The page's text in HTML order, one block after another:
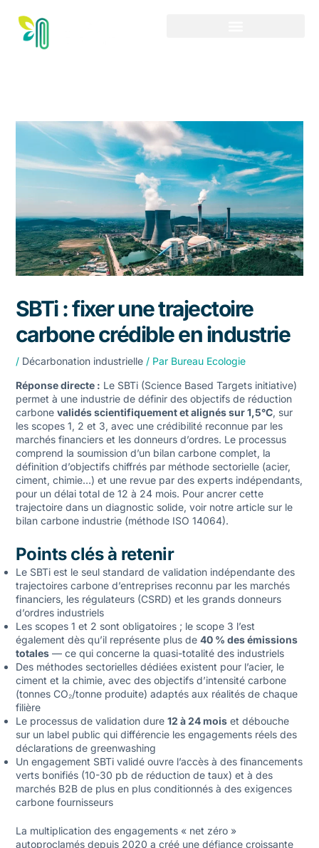
contenu
SBTi : fixer une trajectoire
carbone crédible en industrie
/ Décarbonation industrielle/ Par Bureau Ecologie
Réponse directe : Le SBTi (Science Based Targets initiative)
permet à une industrie de définir des objectifs de réduction
carbone validés scientifiquement et alignés sur 1,5°C, sur
les scopes 1, 2 et 3, avec une crédibilité reconnue par les
marchés financiers et les donneurs d’ordres. Le processus
comprend la soumission d’un bilan carbone complet, la
définition d’objectifs chiffrés par méthode sectorielle (acier,
ciment, chimie…) et une revue par des experts indépendants,
pour un délai total de 12 à 24 mois. Pour ancrer cette
trajectoire dans un diagnostic solide, voir notre article sur le
bilan carbone industrie (méthode ISO 14064).
Points clés à retenir
Le SBTi est le seul standard de validation indépendante des
trajectoires carbone d’entreprises reconnu par les marchés
financiers, les régulateurs (CSRD) et les grands donneurs
d’ordres industriels
Les scopes 1 et 2 sont obligatoires ; le scope 3 l’est
également dès qu’il représente plus de 40 % des émissions
totales— ce qui concerne la quasi-totalité des industriels
Des méthodes sectorielles dédiées existent pour l’acier, le
ciment et la chimie, avec des objectifs d’intensité carbone
(tonnes CO₂/tonne produite) adaptés aux réalités de chaque
filière
Le processus de validation dure 12 à 24 moiset débouche
sur un label public qui différencie les engagements réels des
déclarations de greenwashing
Un engagement SBTi validé ouvre l’accès à des financements
verts bonifiés (10-30 pb de réduction de taux) et à des
marchés B2B de plus en plus conditionnés à des exigences
carbone fournisseurs
La multiplication des engagements « net zéro »
autoproclamés depuis 2020 a créé une défiance croissante